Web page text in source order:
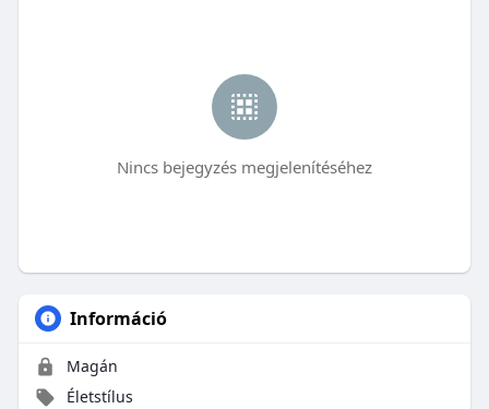
Nincs bejegyzés megjelenítéséhez
Információ
Magán
Életstílus